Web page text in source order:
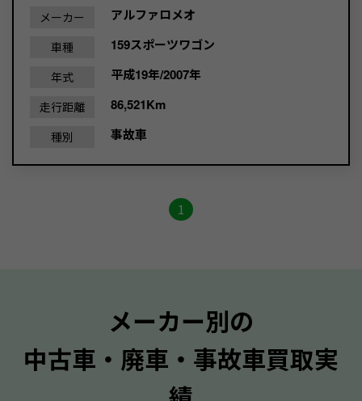
メーカー アルファロメオ
車種 159スポーツワゴン
年式 平成19年/2007年
走行距離 86,521Km
種別 事故車
1
メーカー別の
中古車・廃車・事故車買取実